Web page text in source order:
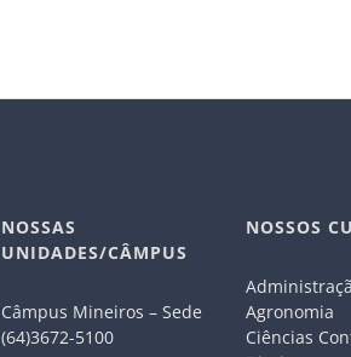
NOSSAS
UNIDADES/CÂMPUS
Câmpus Mineiros – Sede
(64)3672-5100
NOSSOS
Agronomia
Ciências